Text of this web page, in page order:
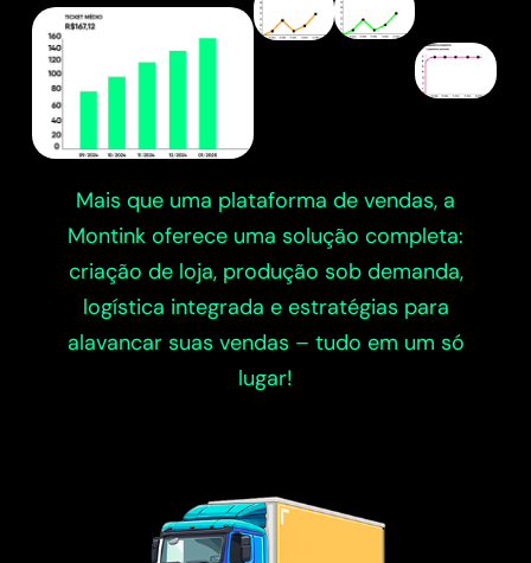
Mais que uma plataforma de vendas, a
Montink oferece uma solução completa:
criação de loja, produção sob demanda,
logística integrada e estratégias para
alavancar suas vendas – tudo em um só
lugar!